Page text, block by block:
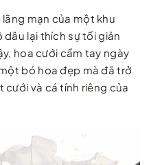
mạn của một khu
dâu lại thích sự tối giản
hoa cưới cầm tay ngày
bó hoa đẹp mà đã trở
và cá tính riêng của